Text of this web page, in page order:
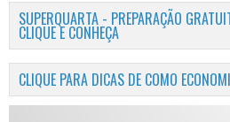
SUPERQUARTA - PREPARAÇÃO
CLIQUE E CONHEÇA
CLIQUE PARA DICAS DE COMO